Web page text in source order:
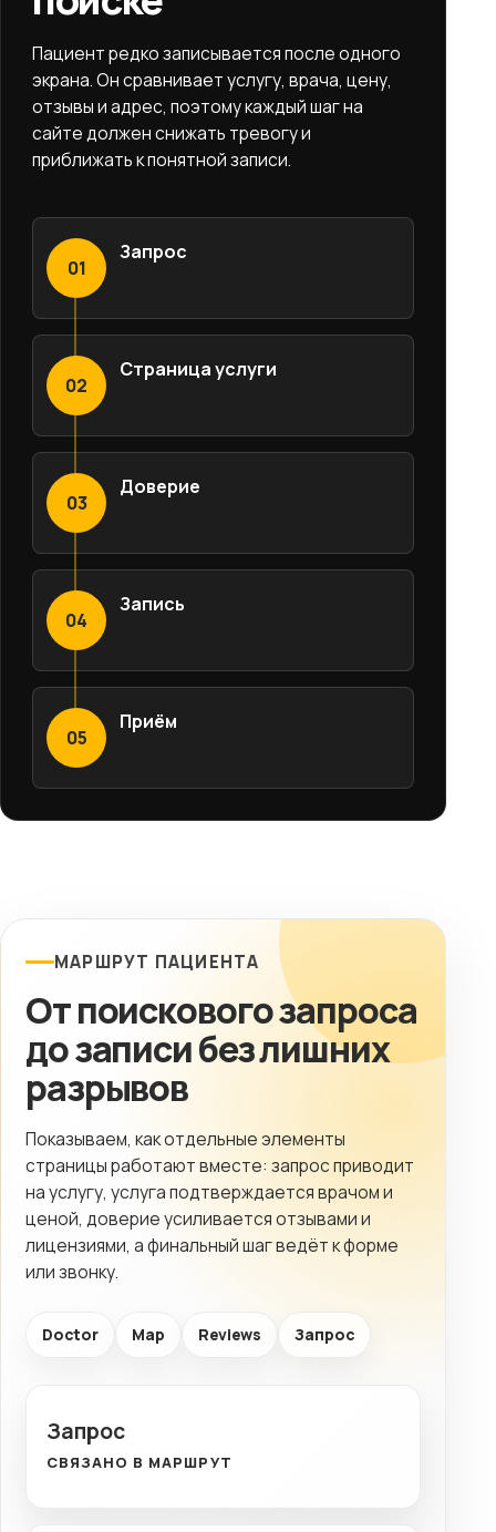
Пациент редко записывается после одного
экрана. Он сравнивает услугу, врача, цену,
отзывы и адрес, поэтому каждый шаг на
сайте должен снижать тревогу и
приближать к понятной записи.
01
Запрос
02
Страница услуги
03
Доверие
04
Запись
05
Приём
МАРШРУТ ПАЦИЕНТА
От поискового запроса
до записи без лишних
разрывов
Показываем, как отдельные элементы
страницы работают вместе: запрос приводит
на услугу, услуга подтверждается врачом и
ценой, доверие усиливается отзывами и
лицензиями, а финальный шаг ведёт к форме
или звонку.
Doctor Map Reviews Запрос
Запрос
СВЯЗАНО В МАРШРУТ